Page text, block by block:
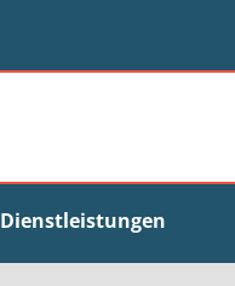
Dienstleistungen